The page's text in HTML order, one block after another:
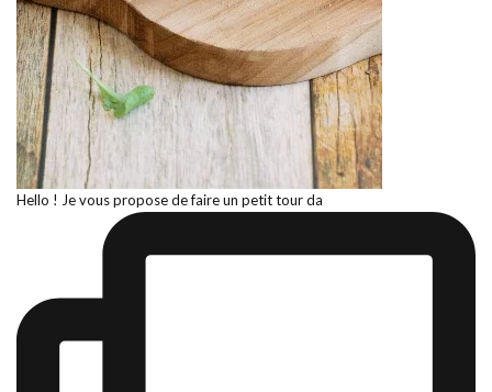
Hello ! Je vous propose de faire un petit tour da